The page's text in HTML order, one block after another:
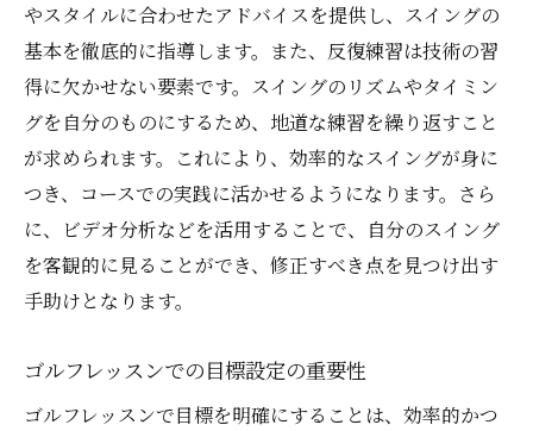
スイング改善における継続的なデータ分析
の意義
テクノロジーを利用したレッスンの進め方
ゴルフ仲間との交流がモチベーションを高める
伊丹・川西・宝塚エリアの魅力
ゴルフコミュニティ参加で広がる人脈
仲間との交流がもたらす学習効果
イベントや大会への参加方法
モチベーション維持のための仲間の存在意
義
やスタイルに合わせたアドバイスを提供し、スイングの
基本を徹底的に指導します。また、反復練習は技術の習
得に欠かせない要素です。スイングのリズムやタイミン
グを自分のものにするため、地道な練習を繰り返すこと
が求められます。これにより、効率的なスイングが身に
つき、コースでの実践に活かせるようになります。さら
に、ビデオ分析などを活用することで、自分のスイング
を客観的に見ることができ、修正すべき点を見つけ出す
手助けとなります。
ゴルフレッスンでの目標設定の重要性
ゴルフレッスンで目標を明確にすることは、効率的かつ